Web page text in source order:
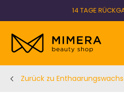
14 TAGE
Zurück zu